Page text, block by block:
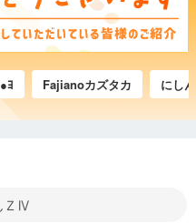
Fajianoカズタカ にしんそば